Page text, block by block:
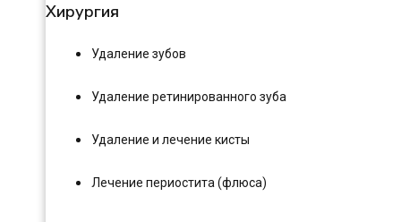
Хирургия
Удаление зубов
Удаление ретинированного зуба
Удаление и лечение кисты
Лечение периостита (флюса)